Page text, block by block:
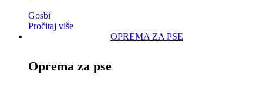
Gosbi
Pročitaj više
OPREMA ZA PSE
Oprema za pse